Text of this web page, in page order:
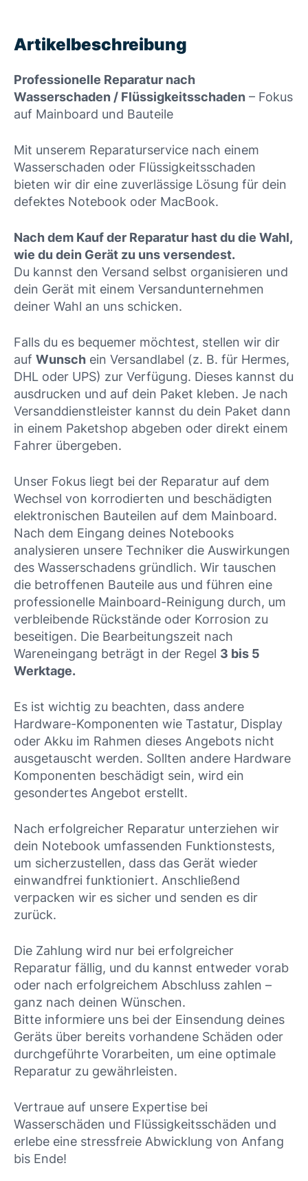
Artikelbeschreibung
Professionelle Reparatur nach
Wasserschaden / Flüssigkeitsschaden – Fokus
auf Mainboard und Bauteile
Mit unserem Reparaturservice nach einem
Wasserschaden oder Flüssigkeitsschaden
bieten wir dir eine zuverlässige Lösung für dein
defektes Notebook oder MacBook.
Nach dem Kauf der Reparatur hast du die Wahl,
wie du dein Gerät zu uns versendest.
Du kannst den Versand selbst organisieren und
dein Gerät mit einem Versandunternehmen
deiner Wahl an uns schicken.
Falls du es bequemer möchtest, stellen wir dir
auf Wunsch ein Versandlabel (z. B. für Hermes,
DHL oder UPS) zur Verfügung. Dieses kannst du
ausdrucken und auf dein Paket kleben. Je nach
Versanddienstleister kannst du dein Paket dann
in einem Paketshop abgeben oder direkt einem
Fahrer übergeben.
Unser Fokus liegt bei der Reparatur auf dem
Wechsel von korrodierten und beschädigten
elektronischen Bauteilen auf dem Mainboard.
Nach dem Eingang deines Notebooks
analysieren unsere Techniker die Auswirkungen
des Wasserschadens gründlich. Wir tauschen
die betroffenen Bauteile aus und führen eine
professionelle Mainboard-Reinigung durch, um
verbleibende Rückstände oder Korrosion zu
beseitigen. Die Bearbeitungszeit nach
Wareneingang beträgt in der Regel 3 bis 5
Werktage.
Es ist wichtig zu beachten, dass andere
Hardware-Komponenten wie Tastatur, Display
oder Akku im Rahmen dieses Angebots nicht
ausgetauscht werden. Sollten andere Hardware
Komponenten beschädigt sein, wird ein
gesondertes Angebot erstellt.
Nach erfolgreicher Reparatur unterziehen wir
dein Notebook umfassenden Funktionstests,
um sicherzustellen, dass das Gerät wieder
einwandfrei funktioniert. Anschließend
verpacken wir es sicher und senden es dir
zurück.
Die Zahlung wird nur bei erfolgreicher
Reparatur fällig, und du kannst entweder vorab
oder nach erfolgreichem Abschluss zahlen –
ganz nach deinen Wünschen.
Bitte informiere uns bei der Einsendung deines
Geräts über bereits vorhandene Schäden oder
durchgeführte Vorarbeiten, um eine optimale
Reparatur zu gewährleisten.
Vertraue auf unsere Expertise bei
Wasserschäden und Flüssigkeitsschäden und
erlebe eine stressfreie Abwicklung von Anfang
bis Ende!